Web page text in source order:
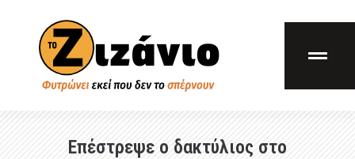
Επέστρεψε ο δακτύλιος στο